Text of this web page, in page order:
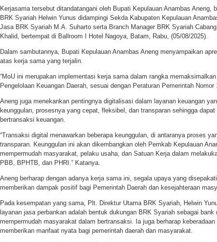
Kerjasama tersebut ditandatangani oleh Bupati Kepulauan Anambas Aneng,
BRK Syariah Helwin Yunus didampingi Sekda Kabupaten Kepulauan
Jasa BRK Syariah M.A. Suharto serta Branch Manager BRK Syariah
Khalid, bertempat di Ballroom I Hotel Nagoya, Batam, Rabu, (05/08/2025).
Dalam sambutannya, Bupati Kepulauan Anambas Aneng menyampaikan
atas kerja sama yang terjalin.
“MoU ini merupakan implementasi kerja sama dalam rangka
Pengelolaan Keuangan Daerah, sesuai dengan Peraturan Pemerintah Nomor
Aneng juga menekankan pentingnya digitalisasi dalam layanan keuangan
keunggulan, prosesnya yang cepat, fleksibel, dan transparan sehingga
bertransaksi keuangan.
“Transaksi digital menawarkan beberapa keunggulan, di antaranya proses
transparan. Keunggulan ini akan dikembangkan oleh Pemkab Kepulauan
mempermudah masyarakat, pelaku usaha, dan Satuan Kerja dalam
PBB, BPHTB, dan PHRI.” Katanya.
Aneng berharap dengan adanya kerja sama ini, segala upaya yang
memberikan dampak positif bagi Pemerintah Daerah dan kesejahteraan
Pada kesempatan yang sama, Plt. Direktur Utama BRK Syariah, Helwin
layanan jasa perbankan adalah bentuk dukungan BRK Syariah sebagai
mempermudah masyarakat dalam bertransaksi. Ia juga berharap
memberikan manfaat nyata bagi pemerintah daerah dan masyarakat.